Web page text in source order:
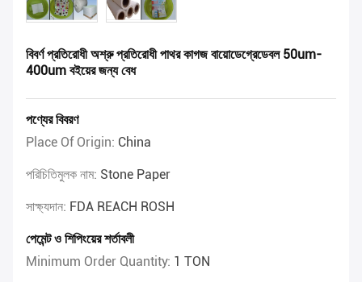
বিবর্ণ প্রতিরোধী অশ্রু প্রতিরোধী পাথর কাগজ বায়োডেগ্রেডেবল 50um-
400um বইয়ের জন্য বেধ
পণ্যের বিবরণ
Place Of Origin: China
পরিচিতিমুলক নাম: Stone Paper
সাক্ষ্যদান: FDA REACH ROSH
পেমেন্ট ও শিপিংয়ের শর্তাবলী
Minimum Order Quantity: 1 TON